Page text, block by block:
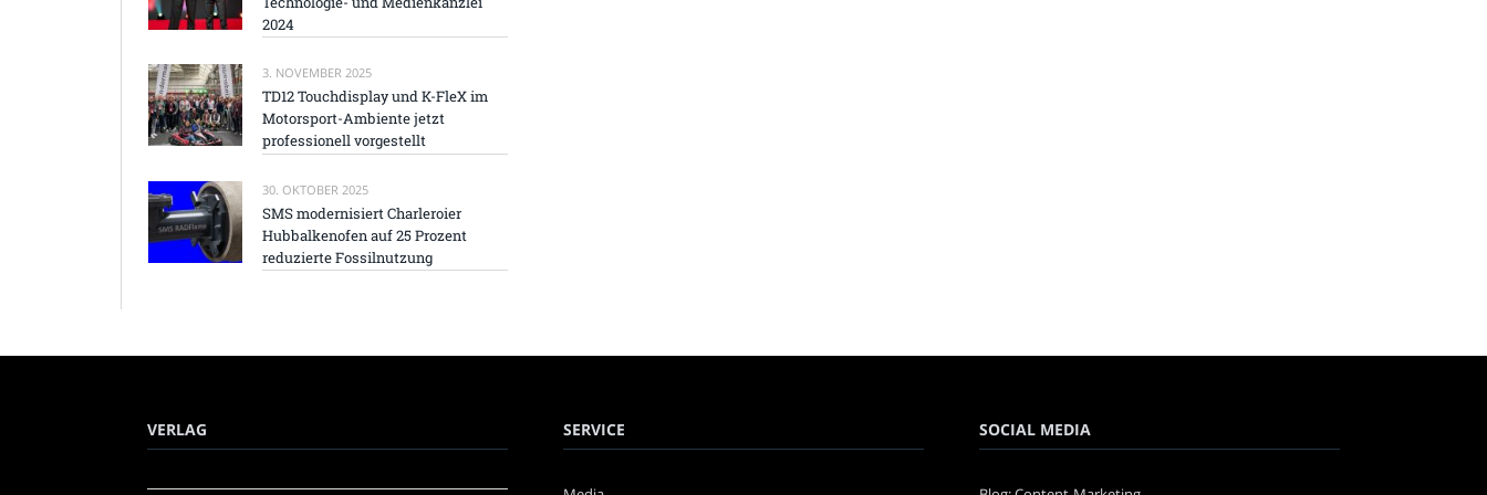
2024
3. NOVEMBER 2025
TD12 Touchdisplay und K-FleX im
Motorsport-Ambiente jetzt
professionell vorgestellt
30. OKTOBER 2025
SMS modernisiert Charleroier
Hubbalkenofen auf 25 Prozent
reduzierte Fossilnutzung
VERLAG SERVICE SOCIAL MEDIA